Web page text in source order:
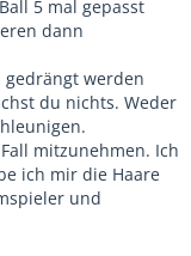
5 mal gepasst
dann
werden
du nichts. Weder
mitzunehmen. Ich
ich mir die Haare
und